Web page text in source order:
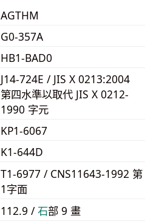
AGTHM
G0-357A
HB1-BAD0
J14-724E / JIS X 0213:2004
第四水準以取代 JIS X 0212-
1990 字元
KP1-6067
K1-644D
T1-6977 / CNS11643-1992 第
1字面
112.9 /⽯部 9 畫